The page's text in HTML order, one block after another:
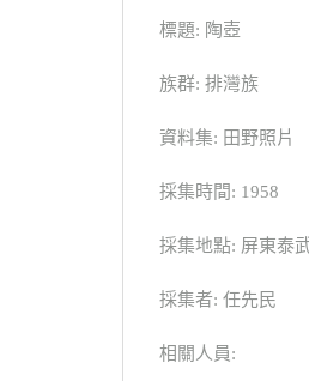
標題: 陶壺
族群: 排灣族
資料集: 田野照片
採集時間: 1958
採集地點: 屏東泰
採集者: 任先民
相關人員: